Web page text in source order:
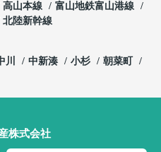
高山本線
富山地鉄富山港線
北陸新幹線
川 中新湊 小杉
朝菜町
株式会社